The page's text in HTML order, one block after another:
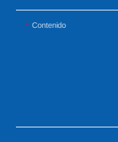
Contenido